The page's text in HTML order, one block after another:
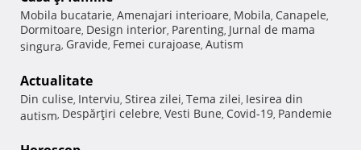
Mobila bucatarie, Amenajari interioare, Mobila, Canapele,
Dormitoare, Design interior, Parenting, Jurnal de mama
singura, Gravide, Femei curajoase, Autism
Actualitate
Din culise, Interviu, Stirea zilei, Tema zilei, Iesirea din
autism, Despărţiri celebre, Vesti Bune, Covid-19, Pandemie